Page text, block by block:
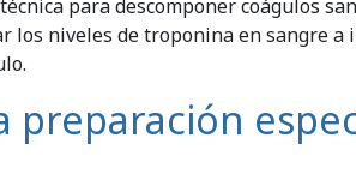
para descomponer coágulos
los niveles de troponina en sangre
preparación